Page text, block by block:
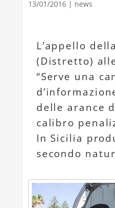
13/01/2016| news
L’appello
(Distretto)
“Serve una
delle arance
calibro
In Sicilia
secondo